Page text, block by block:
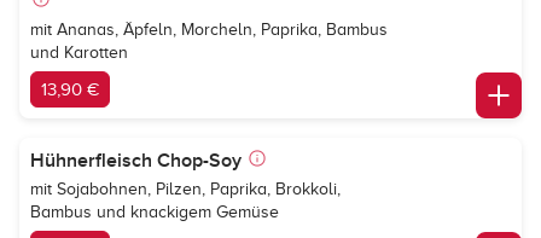
mit Ananas, Äpfeln, Morcheln, Paprika, Bambus
und Karotten
13,90 €
Hühnerfleisch Chop-Soy
mit Sojabohnen, Pilzen, Paprika, Brokkoli,
Bambus und knackigem Gemüse